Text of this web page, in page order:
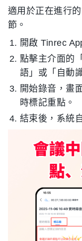
適用於正在進行
節。
開啟 Tinrec
點擊主介面的
語」或「自動
開始錄音，畫
時標記重點。
結束後，系統